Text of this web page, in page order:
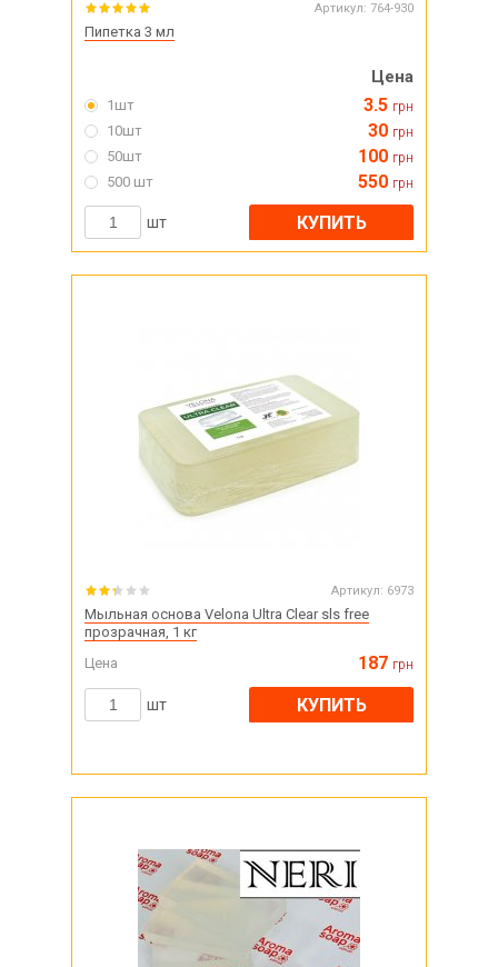
Артикул: 764-930
Пипетка 3 мл
Цена
1шт 3.5 грн
10шт 30 грн
50шт 100 грн
500 шт 550 грн
шт КУПИТЬ
Артикул: 6973
Мыльная основа Velona Ultra Clear sls free
прозрачная, 1 кг
Цена
187 грн
шт КУПИТЬ